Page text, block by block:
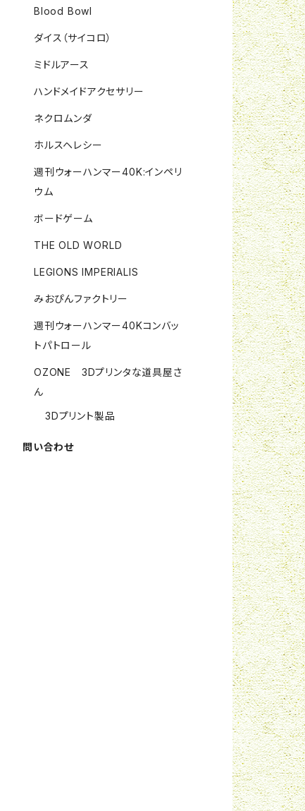
Blood Bowl
ダイス（サイコロ）
ミドルアース
ハンドメイドアクセサリー
ネクロムンダ
ホルスヘレシー
週刊ウォーハンマー40K:インペリ
ウム
ボードゲーム
THE OLD WORLD
LEGIONS IMPERIALIS
みおぴんファクトリー
週刊ウォーハンマー40Kコンバッ
トパトロール
OZONE 3Dプリンタな道具屋さ
ん
3Dプリント製品
問い合わせ